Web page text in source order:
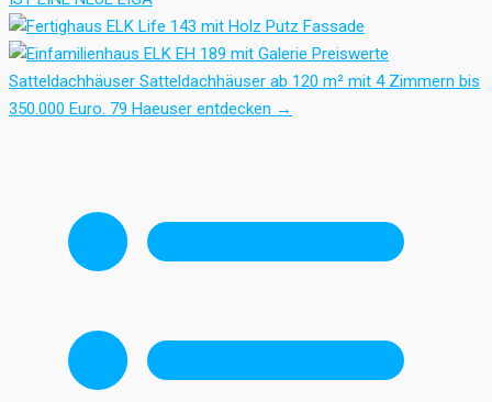
Preiswerte
Satteldachhäuser Satteldachhäuser ab 120 m² mit 4 Zimmern bis
350.000 Euro. 79 Haeuser entdecken →